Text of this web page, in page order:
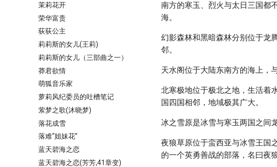
茉莉花开
荣华富贵
荻荻公主
莉莉斯的女儿(王莉)
莉莉斯的女儿（三部曲之一）
莽君欲情
萌狐音乐家
萝莉风纪委员的吐槽笔记
萦梦之歌(沐晓梦)
落花成雪
落难“姐妹花”
蓝天碧海之恋
蓝天碧海之恋(芳芳,41章变)
南方的寒玉、烈火与太日三国都
海。
幻影森林和黑暗森林分别位于龙
邻。
天水阁位于大陆东南方的海上，
北寒极地位于极北之地，生活着
国四国相邻，地域极其广大。
冰之雪原是冰雪与寒玉两国之间
夜狼草原位于蛮西亚与冰雪王国
的一个英勇善战的部落，名曰夜狼